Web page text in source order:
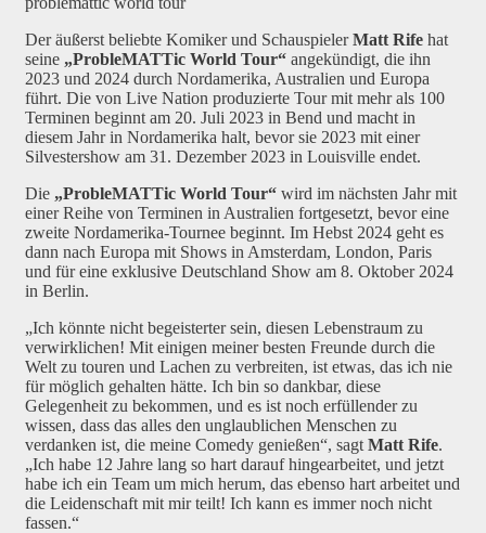
Der äußerst beliebte Komiker und SchauspielerMatt Rife hat
seine „ProbleMATTic World Tour“ angekündigt, die ihn
2023 und 2024 durch Nordamerika, Australien und Europa
führt. Die von Live Nation produzierte Tour mit mehr als 100
Terminen beginnt am 20. Juli 2023 in Bend und macht in
diesem Jahr in Nordamerika halt, bevor sie 2023 mit einer
Silvestershow am 31. Dezember 2023 in Louisville endet.
Die „ProbleMATTic World Tour“ wird im nächsten Jahr mit
einer Reihe von Terminen in Australien fortgesetzt, bevor eine
zweite Nordamerika-Tournee beginnt. Im Hebst 2024 geht es
dann nach Europa mit Shows in Amsterdam, London, Paris
und für eine exklusive Deutschland Show am 8. Oktober 2024
in Berlin.
„Ich könnte nicht begeisterter sein, diesen Lebenstraum zu
verwirklichen! Mit einigen meiner besten Freunde durch die
Welt zu touren und Lachen zu verbreiten, ist etwas, das ich nie
für möglich gehalten hätte. Ich bin so dankbar, diese
Gelegenheit zu bekommen, und es ist noch erfüllender zu
wissen, dass das alles den unglaublichen Menschen zu
verdanken ist, die meine Comedy genießen“, sagt Matt Rife.
„Ich habe 12 Jahre lang so hart darauf hingearbeitet, und jetzt
habe ich ein Team um mich herum, das ebenso hart arbeitet und
die Leidenschaft mit mir teilt! Ich kann es immer noch nicht
fassen.“